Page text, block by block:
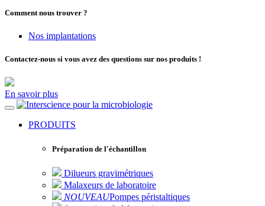
Comment nous trouver ?
Nos implantations
Contactez-nous si vous avez des questions sur nos produits !
En savoir plus
pour la microbiologie
PRODUITS
Préparation de l'échantillon
Dilueurs gravimétriques
Malaxeurs de laboratoire
NOUVEAUPompes péristaltiques